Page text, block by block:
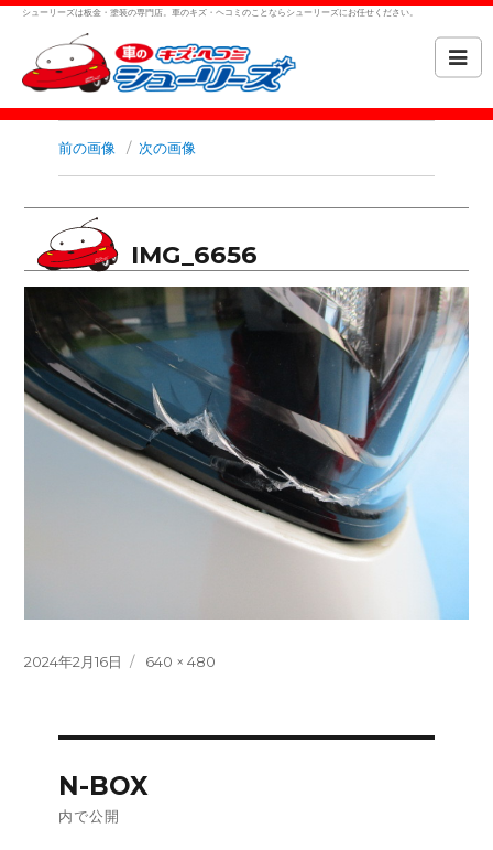
シューリーズは板金・塗装の専門店。車のキズ・ヘコミのことならシューリーズにお任せください。
前の画像 次の画像
IMG_6656
投
2024年2月16日
フ
640 × 480
稿
N-BOX
内で公開